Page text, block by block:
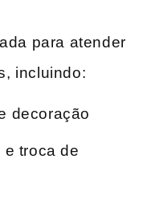
para atender
incluindo:
decoração
e troca de